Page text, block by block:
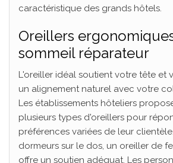
caractéristique des grands hôtels.
Oreillers
sommeil réparateur
L'oreiller idéal soutient votre tête et
un alignement naturel avec votre
Les établissements hôteliers
plusieurs types d'oreillers pour
préférences variées de leur
dormeurs sur le dos, un oreiller de
offre un soutien adéquat. Les